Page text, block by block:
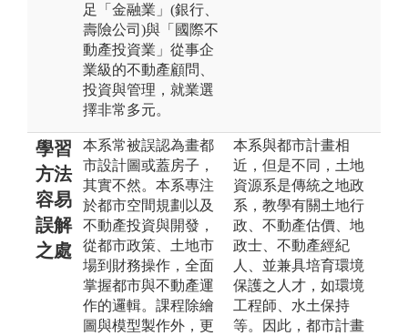
足「金融業」(銀行、
壽險公司)與「國際不
動產投資業」從事企
業級的不動產顧問、
投資與管理，就業選
擇非常多元。
學習
方法
容易
誤解
之處
本系常被誤認為畫都
市設計圖或蓋房子，
其實不然。本系專注
於都市空間規劃以及
不動產投資與開發，
從都市政策、土地市
場到財務操作，全面
掌握都市與不動產運
作的邏輯。課程除繪
圖與模型製作外，更
本系與都市計畫相
近，但是不同，土地
資源系是傳統之地政
系，教學有關土地行
政、不動產估價、地
政士、不動產經紀
人、並兼具培育環境
保護之人才，如環境
工程師、水土保持
等。因此，都市計畫